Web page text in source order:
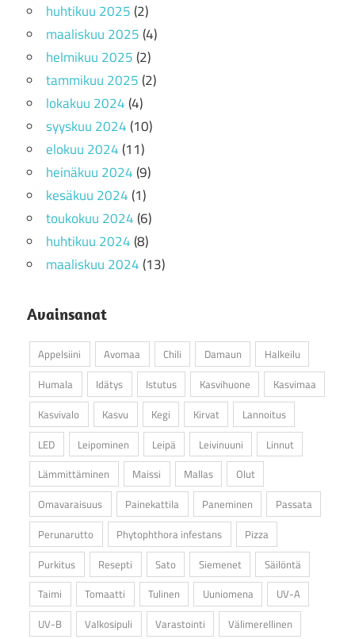
huhtikuu 2025(2)
maaliskuu 2025(4)
helmikuu 2025(2)
tammikuu 2025(2)
lokakuu 2024(4)
syyskuu 2024(10)
elokuu 2024(11)
heinäkuu 2024(9)
kesäkuu 2024(1)
toukokuu 2024(6)
huhtikuu 2024(8)
maaliskuu 2024(13)
Avainsanat
Appelsiini Avomaa Chili Damaun
Halkeilu
Humala
Idätys Istutus Kasvihuone
Kasvimaa
Kasvivalo
Kasvu Kegi Kirvat
Lannoitus
LED
Leipominen Leipä Leivinuuni
Linnut
Lämmittäminen
Maissi Mallas
Olut
Omavaraisuus
Painekattila Paneminen
Passata
Perunarutto
Phytophthora infestans
Pizza
Purkitus
Resepti Sato Siemenet
Säilöntä
Taimi
Tomaatti Tulinen Uuniomena
UV-A
UV-B
Valkosipuli Varastointi Välimerellinen